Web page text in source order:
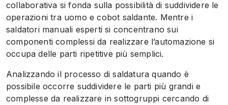
collaborativa si fonda sulla possibilità di suddividere le
operazioni tra uomo e cobot saldante. Mentre i
saldatori manuali esperti si concentrano sui
componenti complessi da realizzare l’automazione si
occupa delle parti ripetitive più semplici.
Analizzando il processo di saldatura quando è
possibile occorre suddividere le parti più grandi e
complesse da realizzare in sottogruppi cercando di